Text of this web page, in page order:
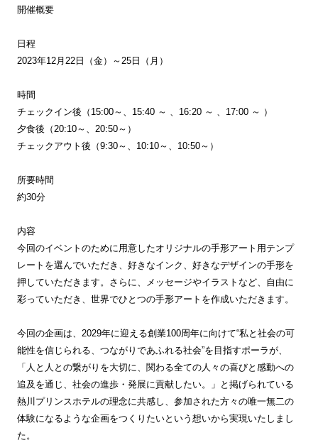
開催概要
日程
2023年12月22日（金）～25日（月）
時間
チェックイン後（15:00～、15:40 ～ 、16:20 ～ 、17:00 ～ ）
夕食後（20:10～、20:50～）
チェックアウト後（9:30～、10:10～、10:50～）
所要時間
約30分
内容
今回のイベントのために用意したオリジナルの手形アート用テンプ
レートを選んでいただき、好きなインク、好きなデザインの手形を
押していただきます。さらに、メッセージやイラストなど、自由に
彩っていただき、世界でひとつの手形アートを作成いただきます。
今回の企画は、2029年に迎える創業100周年に向けて“私と社会の可
能性を信じられる、つながりであふれる社会”を目指すポーラが、
「人と人との繋がりを大切に、関わる全ての人々の喜びと感動への
追及を通じ、社会の進歩・発展に貢献したい。」と掲げられている
熱川プリンスホテルの理念に共感し、参加された方々の唯一無二の
体験になるような企画をつくりたいという想いから実現いたしまし
た。